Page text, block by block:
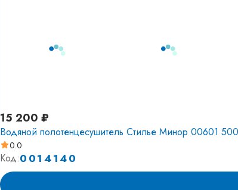
15 200 ₽
Водяной полотенцесушитель Стилье Минор 00601
0.0
Код:0014140